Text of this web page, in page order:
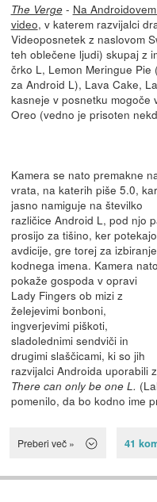
The Verge- Na
video, v katerem razvijalci
Videoposnetek z naslovom
teh oblečene ljudi) skupaj z
črko L, Lemon Meringue
za Android L), Lava Cake,
kasneje v posnetku mogoče
Oreo (vedno je prisoten
Kamera se nato premakne
vrata, na katerih piše 5.0, kar
jasno namiguje na številko
različice Android L, pod njo
prosijo za tišino, ker potekajo
avdicije, gre torej za izbiranje
kodnega imena. Kamera nato
pokaže gospoda v opravi
Lady Fingers ob mizi z
želejevimi bonboni,
ingverjevimi piškoti,
sladolednimi sendviči in
drugimi slaščicami, ki so jih
razvijalci Androida uporabili
There can only be one L.
pomenilo, da bo kodno ime
Preberi več » 41